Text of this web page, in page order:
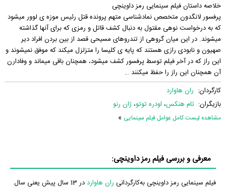
خلاصه داستان فیلم سینمایی رمز داوینچی
پرفسور لانگدون متخصص نمادشناسی متهم پرونده قتل رئیس موزه ی لوور میشود
که به درخواست نوهی مقتول به دنبال کشف قاتل و رمزی که برای آنها گذاشته
میشوند. در این میان گروهی از تندروهای مسیحی قصد از بین بردن افراد دیر
صهیون و نابودی رازی هستند که پایه ی کلیسا را متزلزل میکند که موفق نمیشوند و
این راز که در آخر فیلم توسط پرفسور کشف میشود، همچنان باقی میماند و وفادارن
آن همچنان این راز را حفظ میکنند …
کارگردان: ران هاوارد
بازیگران: تام هنکس، اودره توتو، ژان رنو
مشاهده لیست کامل عوامل فیلم سینمایی »
معرفی و بررسی فیلم رمز داوینچی:
فیلم سینمایی رمز داوینچی به‌کارگردانی ران هاوارد
در 13 سال پیش یعنی سال